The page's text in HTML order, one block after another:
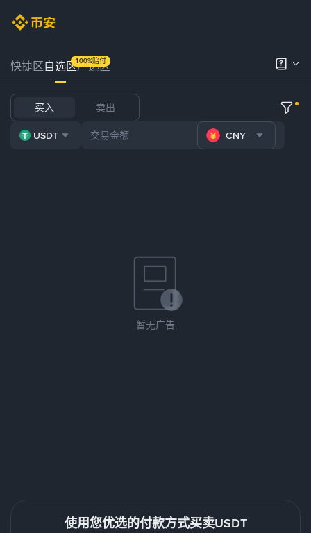
快捷区自选区严选区
100%赔付
买入 卖出
USDT CNY
暂无广告
使用您优选的付款方式买卖USDT